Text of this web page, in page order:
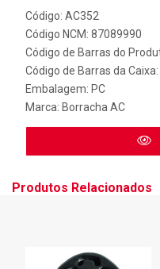
Código: AC352
Código NCM: 87089990
Código de Barras do
Código de Barras da
Embalagem: PC
Marca: Borracha AC
Produtos Relacionados